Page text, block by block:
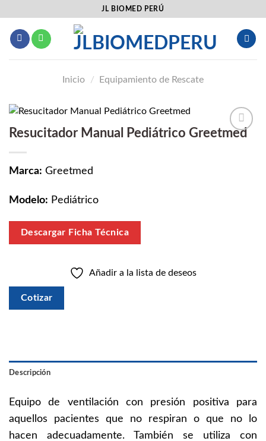
contenido
JL BIOMED PERÚ
Inicio / Equipamiento de Rescate
Resucitador Manual Pediátrico Greetmed
Marca: Greetmed
Modelo: Pediátrico
Descargar Ficha Técnica
Añadir a la lista de deseos
Cotizar
Descripción
Equipo de ventilación con presión positiva para
aquellos pacientes que no respiran o que no lo
hacen adecuadamente. También se utiliza con